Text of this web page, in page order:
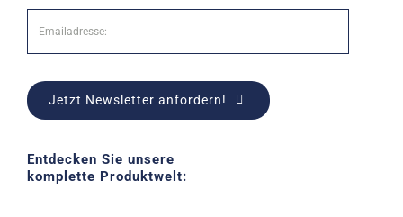
Jetzt Newsletter anfordern!
Entdecken Sie unsere
komplette Produktwelt: